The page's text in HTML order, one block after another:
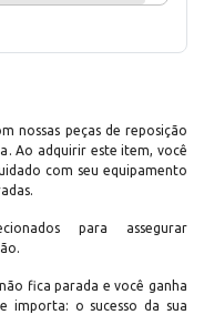
nossas peças de reposição
Ao adquirir este item, você
com seu equipamento
para assegurar
fica parada e você ganha
importa: o sucesso da sua